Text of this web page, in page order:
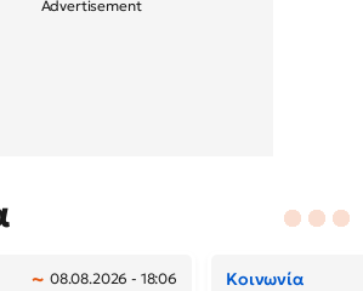
08.08.2026 - 18:06 Κοινωνία